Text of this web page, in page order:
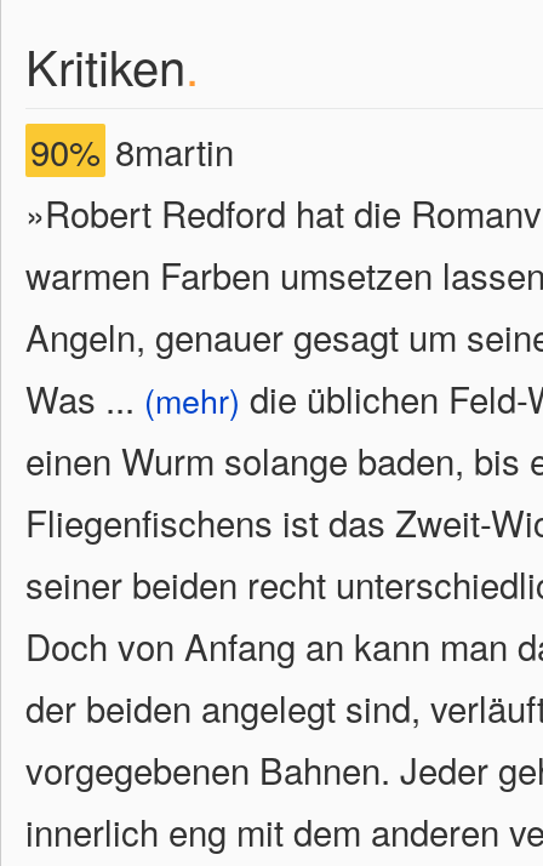
Kritiken.
90% 8martin
»Robert Redford hat die
warmen Farben umsetzen
Angeln, genauer gesagt um
Was ... (mehr) die üblichen
einen Wurm solange baden,
Fliegenfischens ist das Zweit-
seiner beiden recht
Doch von Anfang an kann man
der beiden angelegt sind,
vorgegebenen Bahnen. Jeder
innerlich eng mit dem anderen